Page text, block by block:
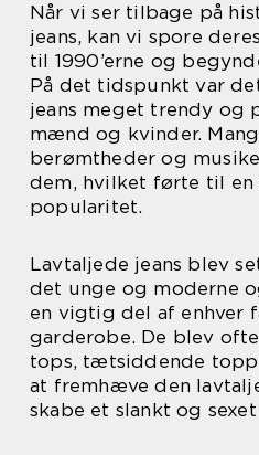
Når vi ser tilbage på
jeans, kan vi spore
til 1990’erne og
På det tidspunkt var
jeans meget trendy
mænd og kvinder.
berømtheder og
dem, hvilket førte til
popularitet.
Lavtaljede jeans blev
det unge og moderne
en vigtig del af enhver
garderobe. De blev
tops, tætsiddende
at fremhæve den
skabe et slankt og